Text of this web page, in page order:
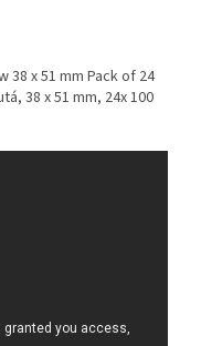
38 x 51 mm Pack of 24
38 x 51 mm, 24x 100